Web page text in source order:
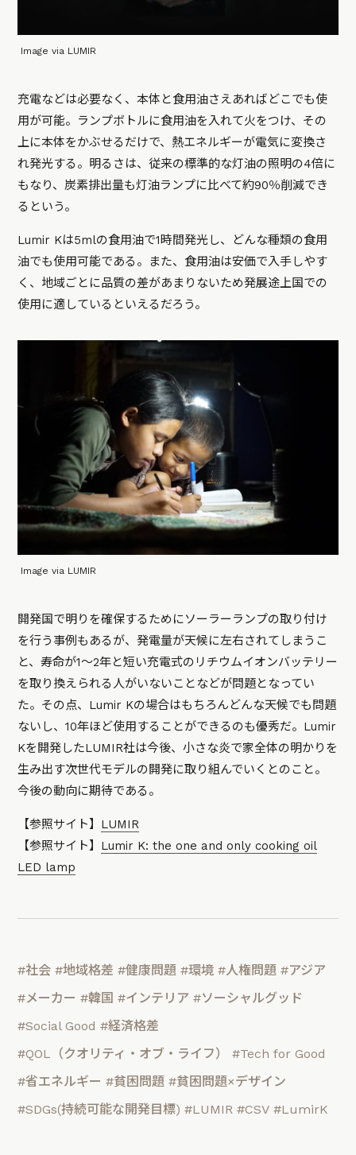
Image via LUMIR
充電などは必要なく、本体と食用油さえあればどこでも使
用が可能。ランプボトルに食用油を入れて火をつけ、その
上に本体をかぶせるだけで、熱エネルギーが電気に変換さ
れ発光する。明るさは、従来の標準的な灯油の照明の4倍に
もなり、炭素排出量も灯油ランプに比べて約90％削減でき
るという。
Lumir Kは5mlの食用油で1時間発光し、どんな種類の食用
油でも使用可能である。また、食用油は安価で入手しやす
く、地域ごとに品質の差があまりないため発展途上国での
使用に適しているといえるだろう。
Image via LUMIR
開発国で明りを確保するためにソーラーランプの取り付け
を行う事例もあるが、発電量が天候に左右されてしまうこ
と、寿命が1～2年と短い充電式のリチウムイオンバッテリー
を取り換えられる人がいないことなどが問題となってい
た。その点、Lumir Kの場合はもちろんどんな天候でも問題
ないし、10年ほど使用することができるのも優秀だ。Lumir
Kを開発したLUMIR社は今後、小さな炎で家全体の明かりを
生み出す次世代モデルの開発に取り組んでいくとのこと。
今後の動向に期待である。
【参照サイト】 LUMIR
【参照サイト】 Lumir K: the one and only cooking oil
LED lamp
#社会 #地域格差 #健康問題 #環境 #人権問題 #アジア
#メーカー #韓国 #インテリア #ソーシャルグッド
#Social Good #経済格差
#QOL（クオリティ・オブ・ライフ）
#Tech for Good
#省エネルギー #貧困問題 #貧困問題×デザイン
#SDGs(持続可能な開発目標) #LUMIR #CSV #LumirK